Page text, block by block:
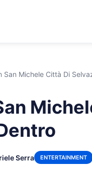
San Michele Città Di
Serra ENTERTAINMENT